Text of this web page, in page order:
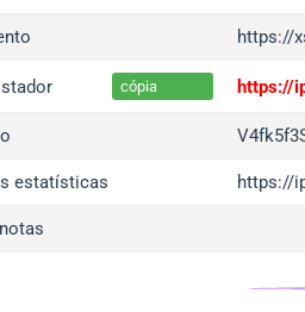
https://
cópia https://
estatísticas https://